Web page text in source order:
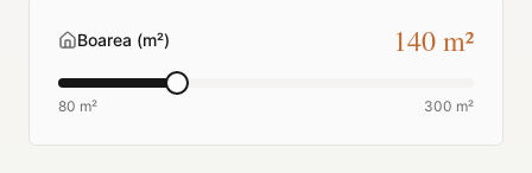
Boarea (m²) 140m²
80 m² 300 m²